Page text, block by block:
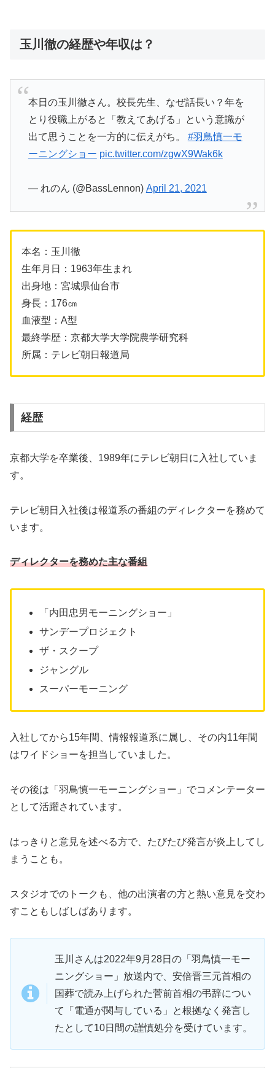
玉川徹の経歴や年収は？
本日の玉川徹さん。校長先生、なぜ話長い？年を
とり役職上がると「教えてあげる」という意識が
出て思うことを一方的に伝えがち。 #羽鳥慎一モ
ーニングショー pic.twitter.com/zgwX9Wak6k
— れのん (@BassLennon) April 21, 2021
本名：玉川徹
生年月日：1963年生まれ
出身地：宮城県仙台市
身長：176㎝
血液型：A型
最終学歴：京都大学大学院農学研究科
所属：テレビ朝日報道局
経歴
京都大学を卒業後、1989年にテレビ朝日に入社していま
す。
テレビ朝日入社後は報道系の番組のディレクターを務めて
います。
ディレクターを務めた主な番組
「内田忠男モーニングショー」
サンデープロジェクト
ザ・スクープ
ジャングル
スーパーモーニング
入社してから15年間、情報報道系に属し、その内11年間
はワイドショーを担当していました。
その後は「羽鳥慎一モーニングショー」でコメンテーター
として活躍されています。
はっきりと意見を述べる方で、たびたび発言が炎上してし
まうことも。
スタジオでのトークも、他の出演者の方と熱い意見を交わ
すこともしばしばあります。
玉川さんは2022年9月28日の「羽鳥慎一モー
ニングショー」放送内で、安倍晋三元首相の
国葬で読み上げられた菅前首相の弔辞につい
て「電通が関与している」と根拠なく発言し
たとして10日間の謹慎処分を受けています。